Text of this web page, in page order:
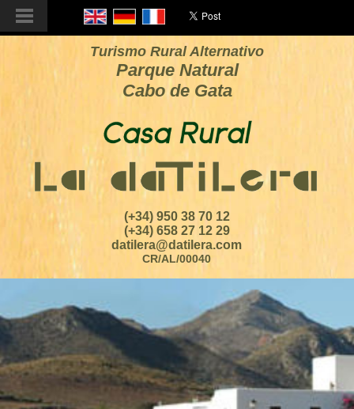
Turismo Rural Alternativo
Parque Natural
Cabo de Gata
(+34) 950 38 70 12
(+34) 658 27 12 29
datilera@datilera.com
CR/AL/00040